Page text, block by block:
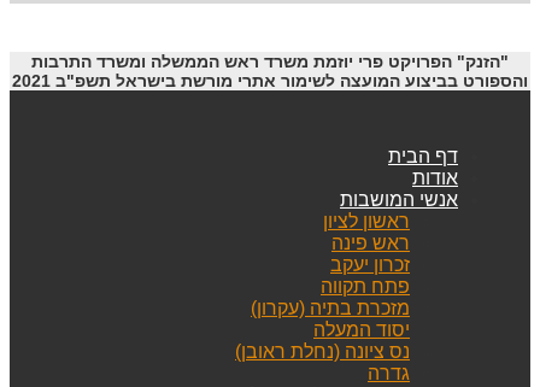
"הזנק" הפרויקט פרי יוזמת משרד ראש הממשלה ומשרד התרבות
והספורט בביצוע המועצה לשימור אתרי מורשת בישראל תשפ"ב 2021
דף הבית
אודות
אנשי המושבות
ראשון לציון
ראש פינה
זכרון יעקב
פתח תקווה
מזכרת בתיה (עקרון)
יסוד המעלה
נס ציונה (נחלת ראובן)
גדרה